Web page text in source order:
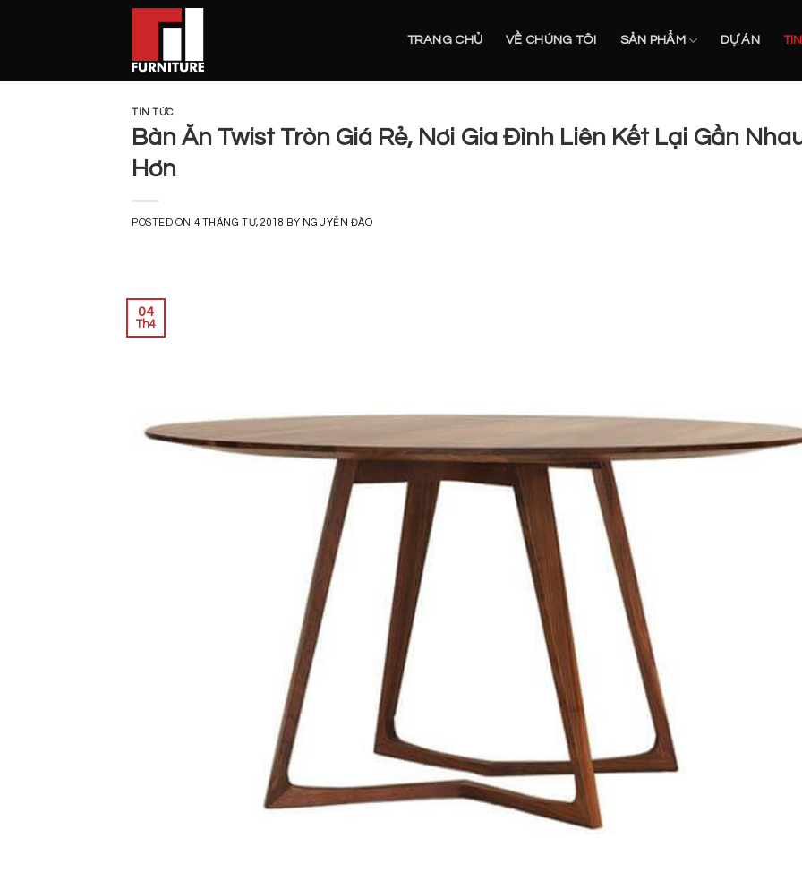
TRANG CHỦ VỀ CHÚNG TÔI SẢN PHẨM DỰ ÁN
TIN TỨC
Bàn Ăn Twist Tròn Giá Rẻ, Nơi Gia Đình Liên Kết Lại Gần
Hơn
POSTED ON 4 THÁNG TƯ, 2018 BY NGUYỄN ĐÀO
04
Th4